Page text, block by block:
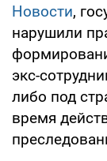
Новости,
нарушили
экс-
либо под
время